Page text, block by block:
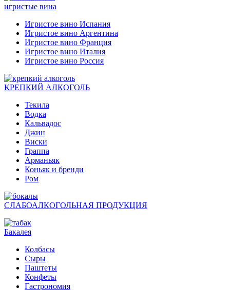
игристые вина
Игристое вино Испания
Игристое вино Аргентина
Игристое вино Франция
Игристое вино Италия
Игристое вино Россия
КРЕПКИЙ АЛКОГОЛЬ
Текила
Водка
Кальвадос
Джин
Виски
Граппа
Арманьяк
Коньяк и бренди
Ром
СЛАБОАЛКОГОЛЬНАЯ ПРОДУКЦИЯ
Бакалея
Колбасы
Сыры
Паштеты
Конфеты
Гастрономия